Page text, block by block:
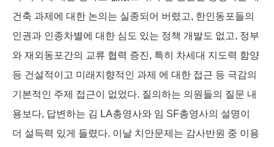
건축 과제에 대한 논의는 실종되어 버렸고, 한인동포들의
인권과 인종차별에 대한 심도 있는 정책 개발도 없고, 정부
와 재외동포간의 교류 협력 증진, 특히 차세대 지도력 함양
등 건설적이고 미래지향적인 과제 에 대한 접근 등 극감의
기본적인 주제 접근이 없었다. 질의하는 의원들의 질문 내
용보다, 답변하는 김 LA총영사와 임 SF총영사의 설명이
더 설득력 있게 들렸다. 이날 치안문제는 감사반원 중 이용